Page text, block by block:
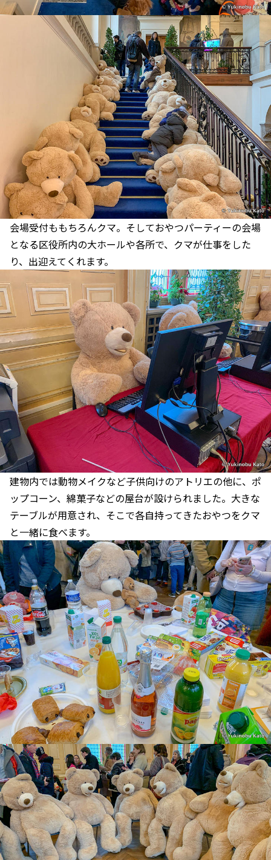
会場受付ももちろんクマ。そしておやつパーティーの会場
となる区役所内の大ホールや各所で、クマが仕事をした
り、出迎えてくれます。
建物内では動物メイクなど子供向けのアトリエの他に、ポ
ップコーン、綿菓子などの屋台が設けられました。大きな
テーブルが用意され、そこで各自持ってきたおやつをクマ
と一緒に食べます。